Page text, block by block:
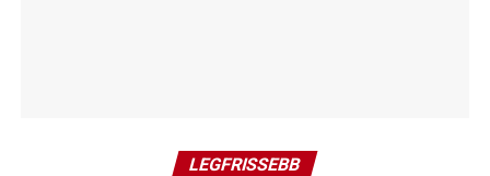
LEGFRISSEBB